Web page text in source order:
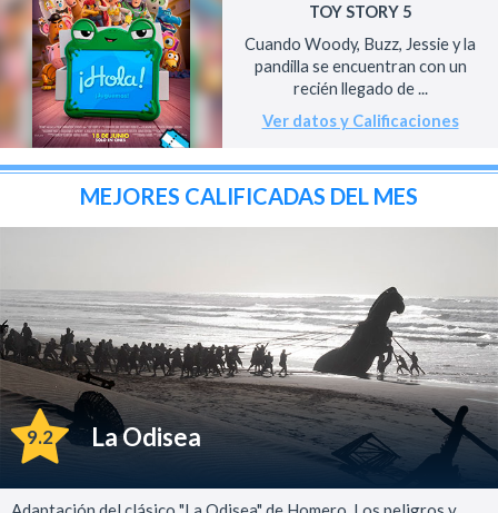
TOY STORY 5
Cuando Woody, Buzz, Jessie y la
pandilla se encuentran con un
recién llegado de ...
Ver datos y Calificaciones
MEJORES CALIFICADAS DEL MES
9.2 La Odisea